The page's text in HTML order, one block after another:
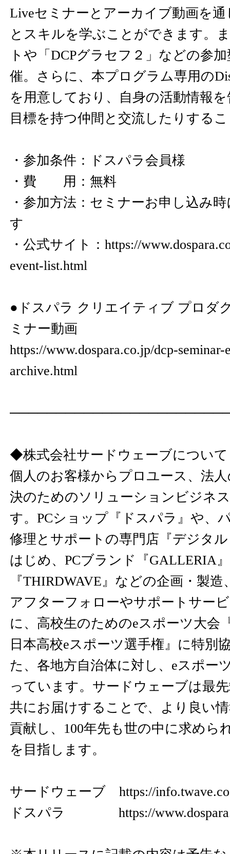
Liveセミナーとアーカイブ動画を
とスキルを学ぶことができます。
トや「DCPグラセフ２」などの参
催。さらに、本プログラム専用の
を用意しており、自身の活動情報
目標を持つ仲間と交流したりする
・参加条件：ドスパラ会員様
・費 用：無料
・参加方法：セミナーお申し込み
す
・公式サイト： https://
event-list.html
●ドスパラ クリエイティブ プロダ
ミナー動画
https://www.dospara.co.jp/dcp-seminar-
archive.html
◆株式会社サードウェーブについて
個人のお客様からプロユース、法
決のためのソリューションビジネ
す。PCショップ『ドスパラ』や、
修理とサポートの専門店『デジタ
はじめ、PCブランド『GALLERIA
『THIRDWAVE』などの企画・製
アフターフォローやサポートサー
に、高校生のためのeスポーツ大会
日本高校eスポーツ選手権』に特別
た、各地方自治体に対し、eスポー
っています。サードウェーブは最
共にお届けすることで、より良い
貢献し、100年先も世の中に求めら
を目指します。
サードウェーブ https://
ドスパラ https://